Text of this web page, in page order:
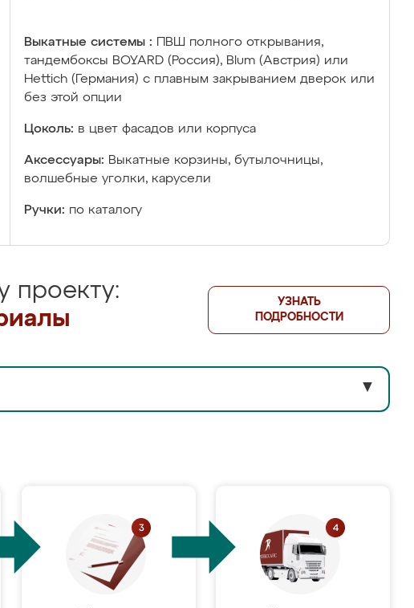
Выкатные системы :
ПВШ полного открывания,
тандембоксы BOYARD (Россия), Blum (Австрия) или
Hettich (Германия) с плавным закрыванием дверок или
без этой опции
Цоколь: в цвет фасадов или корпуса
Аксессуары: Выкатные корзины, бутылочницы,
волшебные уголки, карусели
Ручки: по каталогу
проекту:
УЗНАТЬ
ПОДРОБНОСТИ
▼